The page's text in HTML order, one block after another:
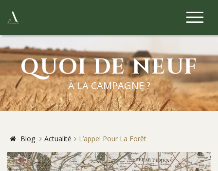
QUOI DE NEUF
À LA CAMPAGNE ?
Blog Actualité L’appel Pour La Forêt